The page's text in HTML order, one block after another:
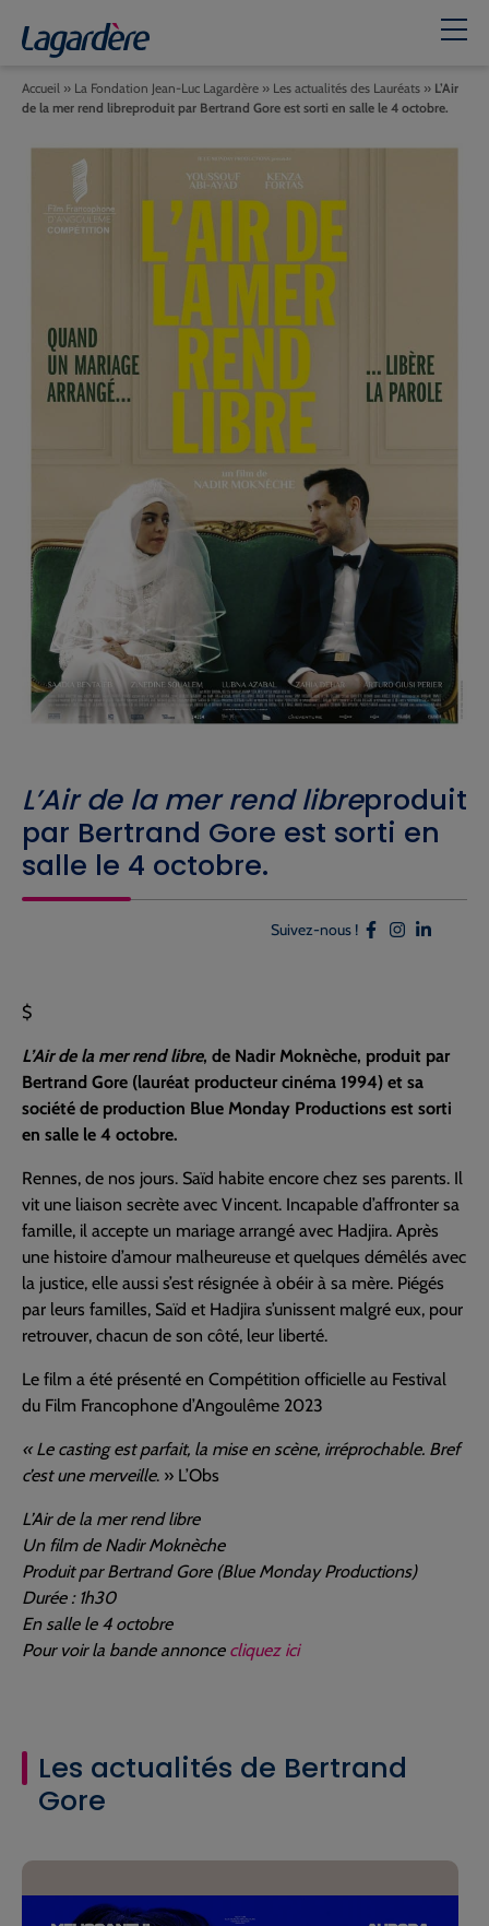
L’Air de la mer rend libreproduit
par Bertrand Gore est sorti en
salle le 4 octobre.
Accueil » La Fondation Jean-Luc Lagardère » Les actualités des Lauréats » L’Air
de la mer rend libreproduit par Bertrand Gore est sorti en salle le 4 octobre.
Suivez-nous !
$
L’Air de la mer rend libre, de Nadir Moknèche, produit par
Bertrand Gore (lauréat producteur cinéma 1994) et sa
société de production Blue Monday Productions est sorti
en salle le 4 octobre.
Rennes, de nos jours. Saïd habite encore chez ses parents. Il
vit une liaison secrète avec Vincent. Incapable d’affronter sa
famille, il accepte un mariage arrangé avec Hadjira. Après
une histoire d’amour malheureuse et quelques démêlés avec
la justice, elle aussi s’est résignée à obéir à sa mère. Piégés
par leurs familles, Saïd et Hadjira s’unissent malgré eux, pour
retrouver, chacun de son côté, leur liberté.
Le film a été présenté en Compétition officielle au Festival
du Film Francophone d’Angoulême 2023
« Le casting est parfait, la mise en scène, irréprochable. Bref
c’est une merveille. » L’Obs
L’Air de la mer rend libre
Un film de Nadir Moknèche
Produit par Bertrand Gore (Blue Monday Productions)
Durée : 1h30
En salle le 4 octobre
Pour voir la bande annonce cliquezici
Les actualités de Bertrand
Gore